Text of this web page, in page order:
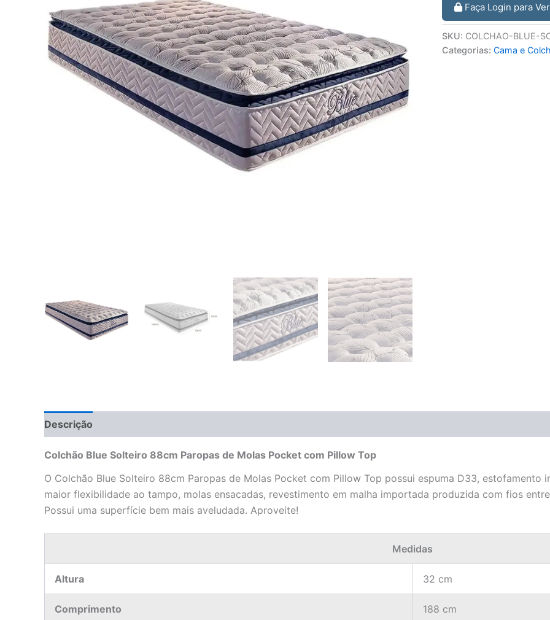
Faça Login para
SKU: COLCHAO-BLUE-
Categorias: Cama e
Descrição
Colchão Blue Solteiro 88cm Paropas de Molas Pocket com Pillow Top
O Colchão Blue Solteiro 88cm Paropas de Molas Pocket com Pillow Top possui espuma D33,
maior flexibilidade ao tampo, molas ensacadas, revestimento em malha importada produzida com fios
Possui uma superfície bem mais aveludada. Aproveite!
Medidas
Altura 32 cm
Comprimento 188 cm